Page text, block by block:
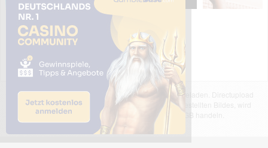
Das dargestellte Bild wurde von einem Nutzer hochgeladen. Directupload
übernimmt keinerlei Haftung für den Inhalt des dargestellten Bildes, wird
jedoch bei Verstößen nach §2(3) unserer AGB handeln.